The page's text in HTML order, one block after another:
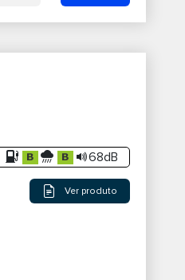
68dB
Ver produto